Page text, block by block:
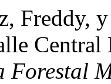
Freddy,
Central
Forestal